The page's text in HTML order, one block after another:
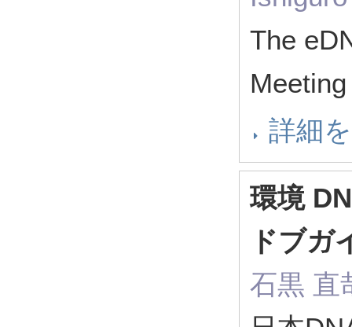
The
詳細
環境
ドブガ
石黒 直